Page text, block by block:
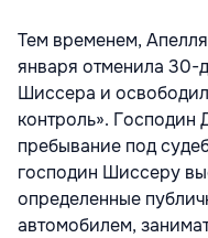
Тем временем,
января отменила 30-
Шиссера и
контроль». Господин
пребывание под
господин Шиссеру
определенные
автомобилем,